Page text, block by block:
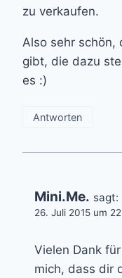
zu verkaufen.
Also sehr schön,
gibt, die dazu
es :)
Antworten
Mini.Me. sagt:
26. Juli 2015 um
Vielen Dank
mich, dass dir